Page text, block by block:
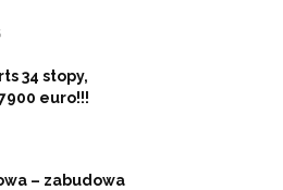
34 stopy,
euro!!!
– zabudowa